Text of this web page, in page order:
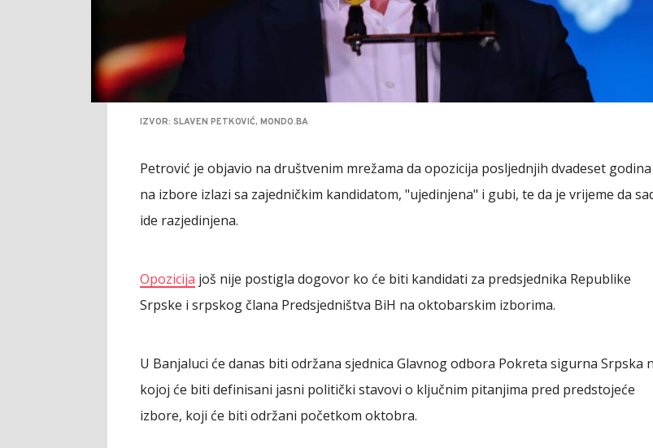
IZVOR: SLAVEN PETKOVIĆ, MONDO.BA
Petrović je objavio na društvenim mrežama da opozicija posljednjih dvadeset godina
na izbore izlazi sa zajedničkim kandidatom, "ujedinjena" i gubi, te da je vrijeme da
ide razjedinjena.
Opozicija još nije postigla dogovor ko će biti kandidati za predsjednika Republike
Srpske i srpskog člana Predsjedništva BiH na oktobarskim izborima.
U Banjaluci će danas biti održana sjednica Glavnog odbora Pokreta sigurna Srpska
kojoj će biti definisani jasni politički stavovi o ključnim pitanjima pred predstojeće
izbore, koji će biti održani početkom oktobra.